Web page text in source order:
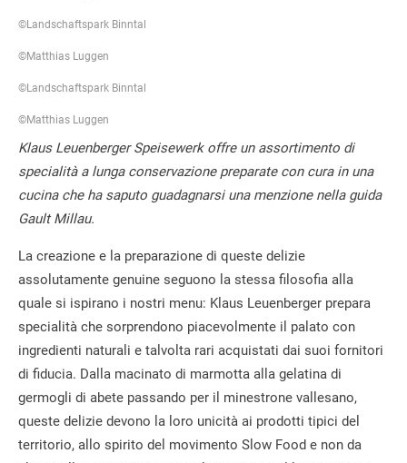
©Landschaftspark Binntal
©Matthias Luggen
©Landschaftspark Binntal
©Matthias Luggen
Klaus Leuenberger Speisewerk offre un assortimento di
specialità a lunga conservazione preparate con cura in una
cucina che ha saputo guadagnarsi una menzione nella guida
Gault Millau.
La creazione e la preparazione di queste delizie
assolutamente genuine seguono la stessa filosofia alla
quale si ispirano i nostri menu: Klaus Leuenberger prepara
specialità che sorprendono piacevolmente il palato con
ingredienti naturali e talvolta rari acquistati dai suoi fornitori
di fiducia. Dalla macinato di marmotta alla gelatina di
germogli di abete passando per il minestrone vallesano,
queste delizie devono la loro unicità ai prodotti tipici del
territorio, allo spirito del movimento Slow Food e non da